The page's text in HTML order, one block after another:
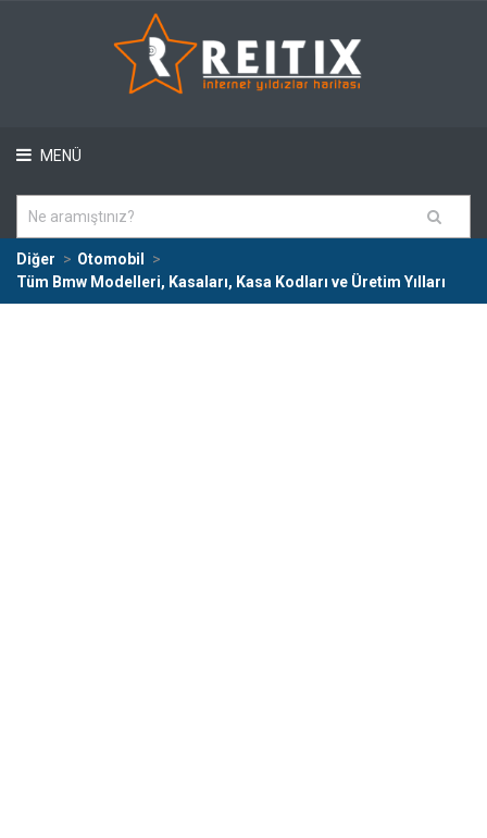
MENÜ
Diğer
Otomobil
Tüm Bmw Modelleri, Kasaları, Kasa Kodları ve Üretim Yılları